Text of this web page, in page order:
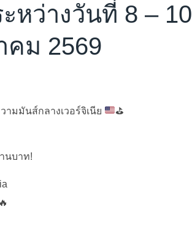
หว่างวันที่ 8 – 10
ม 2569
ามมันส์กลางเวอร์จิเนีย ⛳
นบาท!